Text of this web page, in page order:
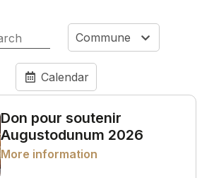
Commune
Calendar
Don pour soutenir
Augustodunum 2026
More information